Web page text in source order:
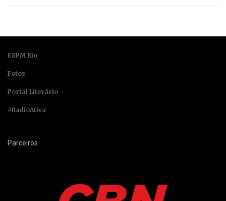
ESPM Rio
Fotos
Portal Literário
#RadioAtiva
Parceiros